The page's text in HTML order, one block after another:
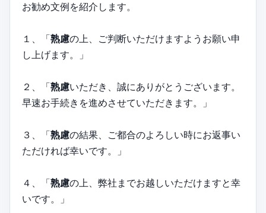
お勧め文例を紹介します。
１、「熟慮の上、ご判断いただけますようお願い申
し上げます。」
２、「熟慮いただき、誠にありがとうございます。
早速お手続きを進めさせていただきます。」
３、「熟慮の結果、ご都合のよろしい時にお返事い
ただければ幸いです。」
４、「熟慮の上、弊社までお越しいただけますと幸
いです。」